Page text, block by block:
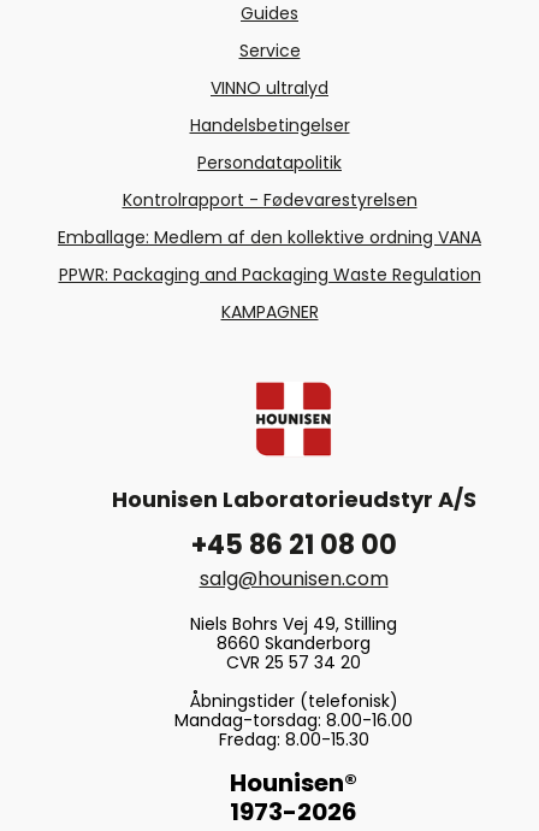
Guides
Service
VINNO ultralyd
Handelsbetingelser
Persondatapolitik
Kontrolrapport - Fødevarestyrelsen
Emballage: Medlem af den kollektive ordning VANA
PPWR: Packaging and Packaging Waste Regulation
KAMPAGNER
Hounisen Laboratorieudstyr A/S
+45 86 21 08 00
salg@hounisen.com
Niels Bohrs Vej 49, Stilling
8660 Skanderborg
CVR 25 57 34 20
Åbningstider (telefonisk)
Mandag-torsdag: 8.00-16.00
Fredag: 8.00-15.30
Hounisen®
1973-2026